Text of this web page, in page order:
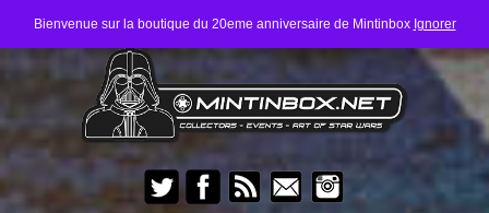
Bienvenue sur la boutique du 20eme anniversaire de Mintinbox Ignorer